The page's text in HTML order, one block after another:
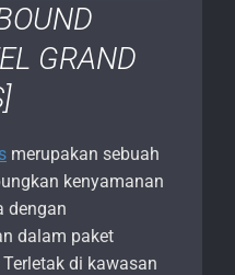
GRAND
merupakan sebuah
kenyamanan
dengan
dalam paket
di kawasan